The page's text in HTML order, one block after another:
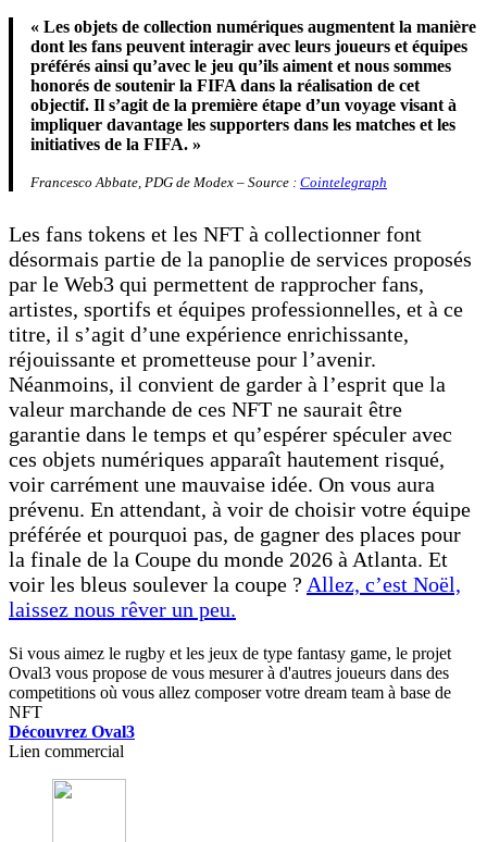
« Les objets de collection numériques augmentent la manière
dont les fans peuvent interagir avec leurs joueurs et équipes
préférés ainsi qu’avec le jeu qu’ils aiment et nous sommes
honorés de soutenir la FIFA dans la réalisation de cet
objectif. Il s’agit de la première étape d’un voyage visant à
impliquer davantage les supporters dans les matches et les
initiatives de la FIFA. »
Francesco Abbate, PDG de Modex – Source : Cointelegraph
Les fans tokens et les NFT à collectionner font
désormais partie de la panoplie de services proposés
par le Web3 qui permettent de rapprocher fans,
artistes, sportifs et équipes professionnelles, et à ce
titre, il s’agit d’une expérience enrichissante,
réjouissante et prometteuse pour l’avenir.
Néanmoins, il convient de garder à l’esprit que la
valeur marchande de ces NFT ne saurait être
garantie dans le temps et qu’espérer spéculer avec
ces objets numériques apparaît hautement risqué,
voir carrément une mauvaise idée. On vous aura
prévenu. En attendant, à voir de choisir votre équipe
préférée et pourquoi pas, de gagner des places pour
la finale de la Coupe du monde 2026 à Atlanta. Et
voir les bleus soulever la coupe ? Allez, c’est Noël,
laissez nous rêver un peu.
Si vous aimez le rugby et les jeux de type fantasy game, le projet
Oval3 vous propose de vous mesurer à d'autres joueurs dans des
competitions où vous allez composer votre dream team à base de
NFT
Découvrez Oval3
Lien commercial